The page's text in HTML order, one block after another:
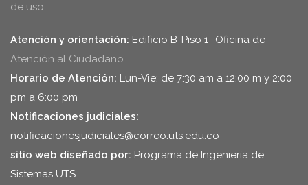
de uso
Atención y orientación: Edificio B-Piso 1- Oficina de
Atención al Ciudadano.
Horario de Atención: Lun-Vie: de 7:30 am a 12:00 m y 2:00
pm a 6:00 pm
Notificaciones judiciales:
notificacionesjudiciales@correo.uts.edu.co
sitio web diseñado por: Programa de Ingeniería de
Sistemas UTS